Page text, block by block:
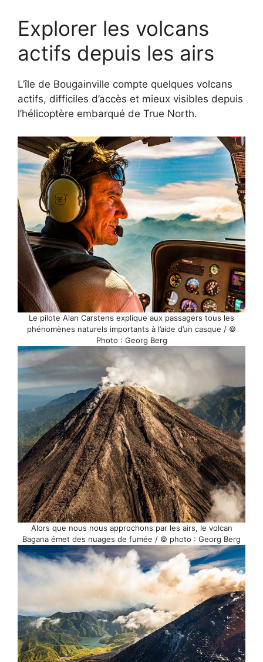
Explorer les volcans
actifs depuis les airs
L’île de Bougainville compte quelques volcans
actifs, difficiles d’accès et mieux visibles depuis
l’hélicoptère embarqué de True North.
Le pilote Alan Carstens explique aux passagers tous les
phénomènes naturels importants à l’aide d’un casque / ©
Photo : Georg Berg
Alors que nous nous approchons par les airs, le volcan
Bagana émet des nuages de fumée / © photo : Georg Berg